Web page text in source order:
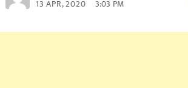
13 APR, 2020 3:03 PM